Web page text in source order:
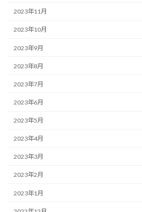
2023年11月
2023年10月
2023年9月
2023年8月
2023年7月
2023年6月
2023年5月
2023年4月
2023年3月
2023年2月
2023年1月